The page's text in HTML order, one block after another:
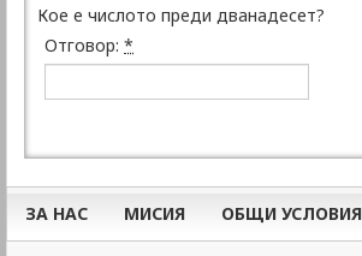
Кое е числото преди дванадесет?
Отговор: *
ЗА НАС МИСИЯ ОБЩИ УСЛОВИЯ